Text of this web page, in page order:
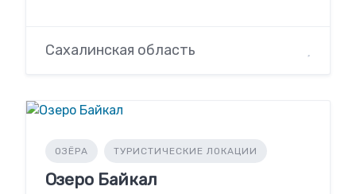
Сахалинская область
ОЗЁРА ТУРИСТИЧЕСКИЕ ЛОКАЦИИ
Озеро Байкал